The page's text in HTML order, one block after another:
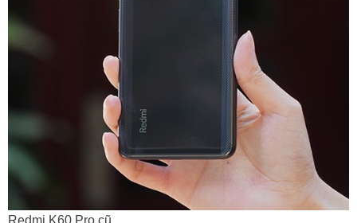
Redmi K60 Pro cũ